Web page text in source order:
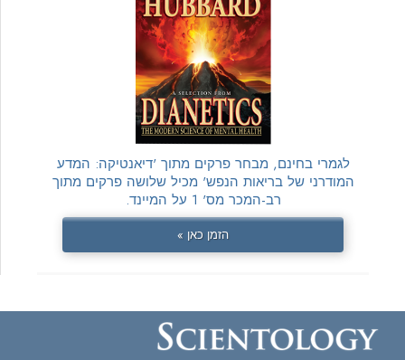
לגמרי בחינם, מבחר פרקים מתוך 'דיאנטיקה: המדע
המודרני של בריאות הנפש' מכיל שלושה פרקים מתוך
רב-המכר מס' 1 על המיינד.
הזמן כאן »